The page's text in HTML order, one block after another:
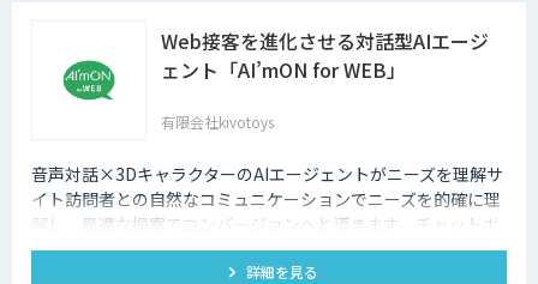
Web接客を進化させる対話型AIエージ
ェント「AI’mON for WEB」
有限会社kivotoys
音声対話×3DキャラクターのAIエージェントがニーズを理解サ
イト訪問者との自然なコミュニケーションでニーズを的確に理
解し、最適な提案でコンバージョンへと導きます。チャットボ
ットを超えた最強のデジタル営業、デジタル広報担当です。
詳細を見る